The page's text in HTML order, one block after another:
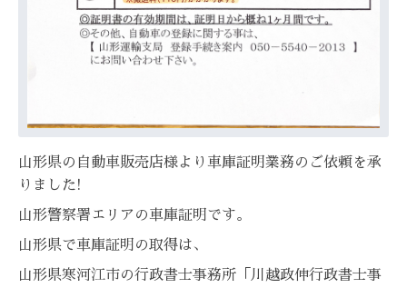
山形県の自動車販売店様より車庫証明業務のご依頼を承
りました!
山形警察署エリアの車庫証明です。
山形県で車庫証明の取得は、
山形県寒河江市の行政書士事務所「川越政伸行政書士事